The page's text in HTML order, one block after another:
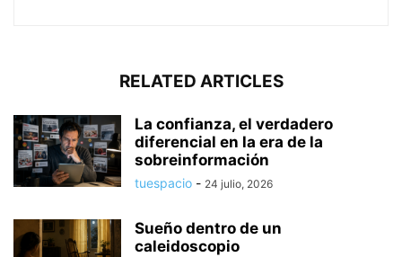
RELATED ARTICLES
La confianza, el verdadero
diferencial en la era de la
sobreinformación
tuespacio - 24 julio, 2026
Sueño dentro de un
caleidoscopio